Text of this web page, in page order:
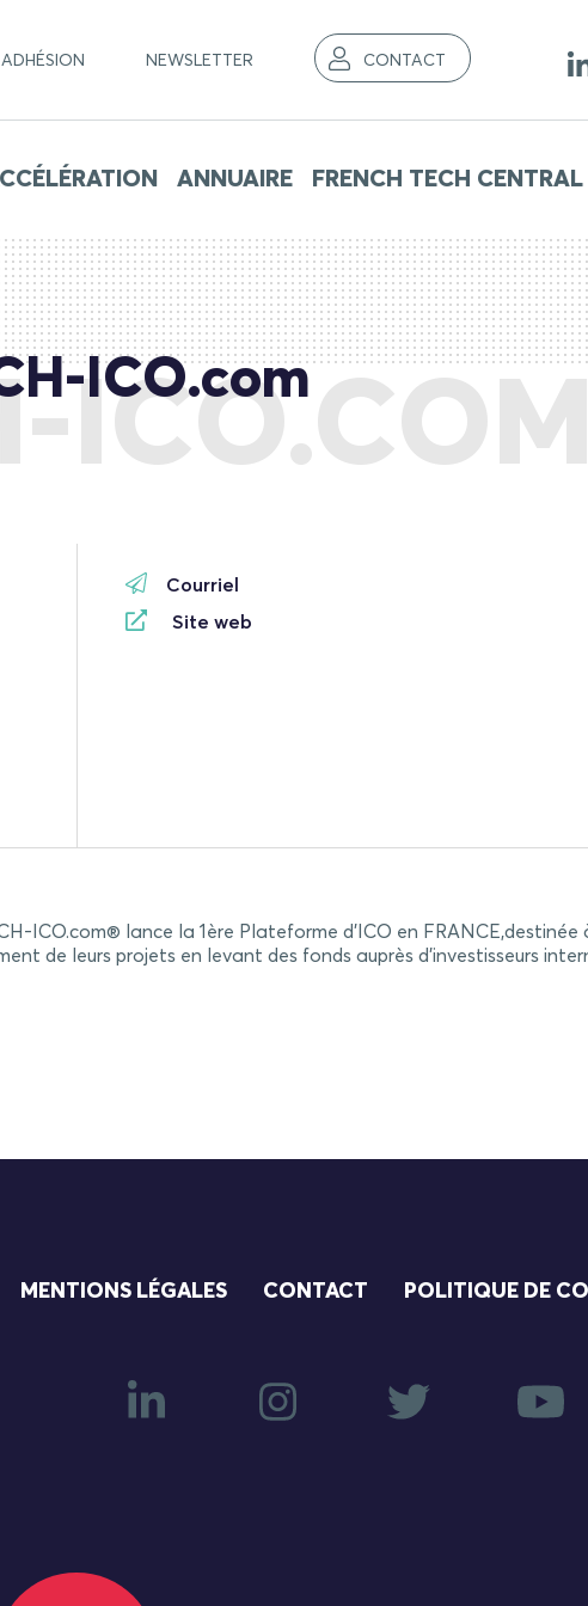
ADHÉSION NEWSLETTER CONTACT
ANNUAIRE FRENCH TECH CENTRAL
ICO.COM
ICO.com
Courriel
Site web
ICO.com® lance la 1ère Plateforme d’ICO en FRANCE,destinée
de leurs projets en levant des fonds auprès d’investisseurs
MENTIONS LÉGALES CONTACT POLITIQUE DE